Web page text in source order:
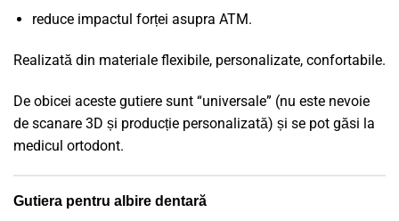
reduce impactul forței asupra ATM.
Realizată din materiale flexibile, personalizate, confortabile.
De obicei aceste gutiere sunt “universale” (nu este nevoie
de scanare 3D și producție personalizată) și se pot găsi la
medicul ortodont.
Gutiera pentru albire dentară